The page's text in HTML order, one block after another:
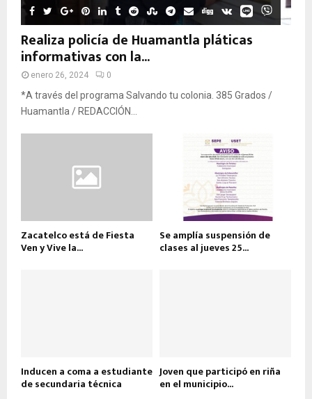
Realiza policía de Huamantla pláticas
informativas con la...
enero 26, 2024 0
*A través del programa Salvando tu colonia. 385 Grados /
Huamantla / REDACCIÓN...
Zacatelco está de Fiesta
Ven y Vive la...
Se amplía suspensión de
clases al jueves 25...
Inducen a coma a estudiante
de secundaria técnica
Joven que participó en riña
en el municipio...